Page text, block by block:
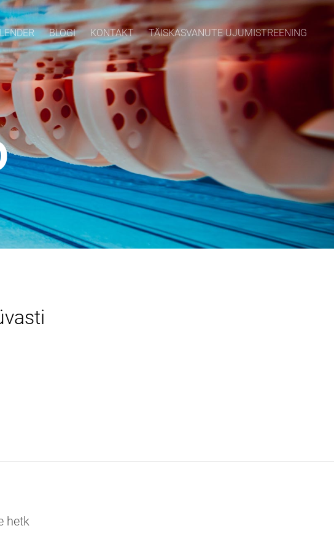
BLOGI KONTAKT TÄISKASVANUTE UJUMISTREENING
hetk